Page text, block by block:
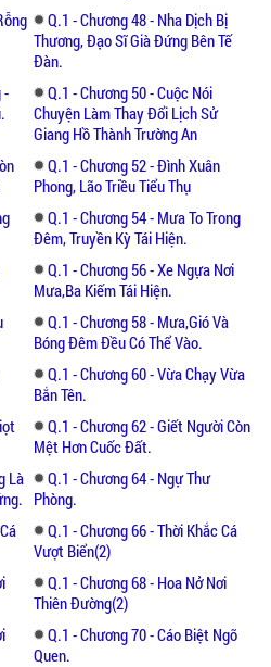
Q.1 - Chương 48 - Nha Dịch Bị
Thương, Đạo Sĩ Già Đứng Bên Tế
Đàn.
-
Q.1 - Chương 50 - Cuộc Nói
Chuyện Làm Thay Đổi Lịch Sử
Giang Hồ Thành Trường An
Q.1 - Chương 52 - Đình Xuân
Phong, Lão Triều Tiểu Thụ
Q.1 - Chương 54 - Mưa To Trong
Đêm, Truyền Kỳ Tái Hiện.
Q.1 - Chương 56 - Xe Ngựa Nơi
Mưa,ba Kiếm Tái Hiện.
Q.1 - Chương 58 - Mưa,gió Và
Bóng Đêm Đều Có Thể Vào.
Q.1 - Chương 60 - Vừa Chạy Vừa
Bắn Tên.
Q.1 - Chương 62 - Giết Người Còn
Mệt Hơn Cuốc Đất.
Là
Q.1 - Chương 64 - Ngự Thư
Phòng.
Q.1 - Chương 66 - Thời Khắc Cá
Vượt Biển(2)
Q.1 - Chương 68 - Hoa Nở Nơi
Thiên Đường(2)
Q.1 - Chương 70 - Cáo Biệt Ngõ
Quen.